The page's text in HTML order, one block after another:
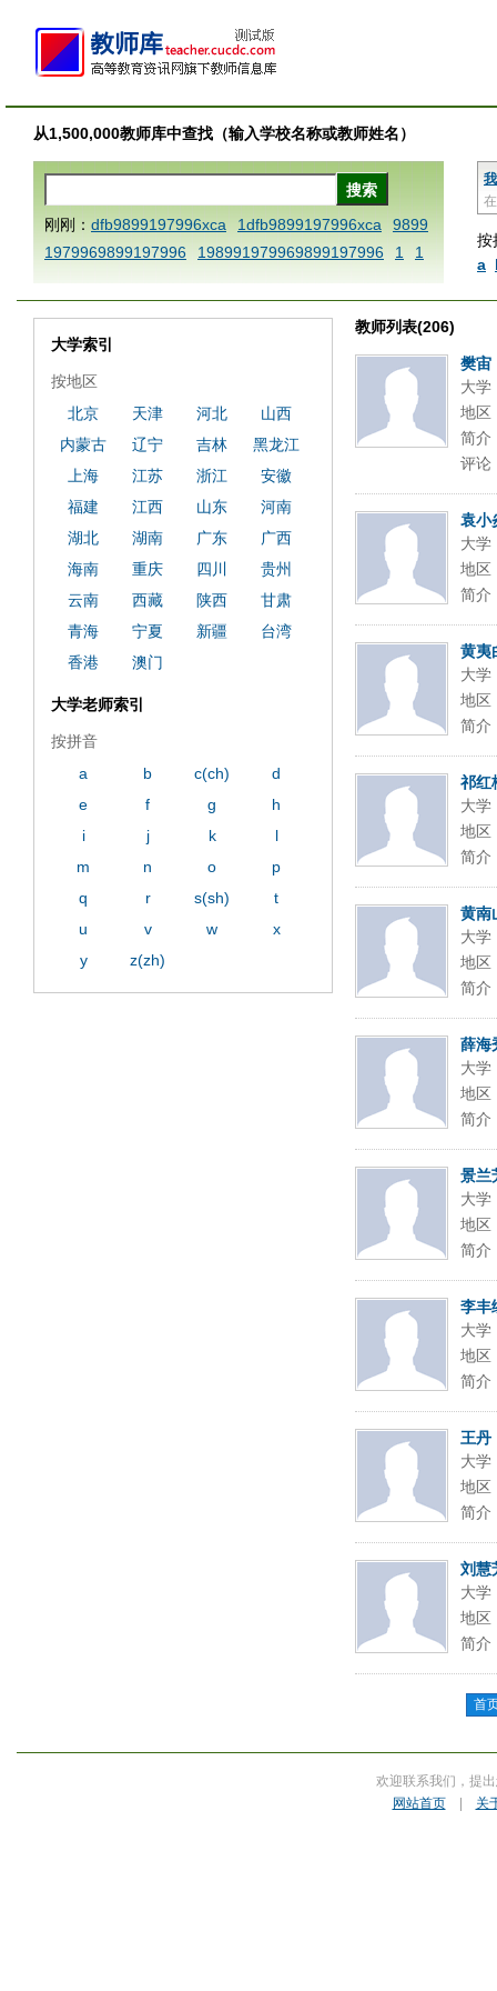
从1,500,000教师库中查找（输入学校名称或教师姓名）
按
a
刚刚： dfb9899197996xca 1dfb9899197996xca
9899
1979969899197996
198991979969899197996 1
1
AAABBBCCCdefine blablaenddefine dfbxyzendtemplat
1dfbmath key98991 methodmultiply operand97996x
1dfbxca12
3
1dfbzzzzzzzzbbbccccdddeeexcareplacezo
b 9899197996 xca
AAABBBCCCdefine blablaenddefin
e dfbxyzendtemplate dfbCCCBBBAAA
dfb989919
7996x
dfbabctitlexca
dfbmath key98991 methodmulti
ply operand97996xca
dfbsetx9899197996xxca
教师列表(206)
樊宙
大学
地区
简介
评论
袁小
大学
地区
简介
黄夷
大学
地区
简介
祁红
大学
地区
简介
黄南
大学
地区
简介
薛海
大学
地区
简介
景兰
大学
地区
简介
李丰
大学
地区
简介
王丹
大学
地区
简介
刘慧
大学
地区
简介
首
大学索引
按地区
北京
天津 河北
山西
内蒙古
辽宁 吉林
黑龙江
上海
江苏 浙江
安徽
福建
江西 山东
河南
湖北
湖南 广东
广西
海南
重庆 四川
贵州
云南
西藏 陕西
甘肃
青海
宁夏 新疆
台湾
香港
澳门
大学老师索引
按拼音
a
b c(ch)
d
e
f g
h
i
j k
l
m
n o
p
q
r s(sh)
t
u
v w
x
y
z(zh)
欢迎联系我们，提
网站首页| 关